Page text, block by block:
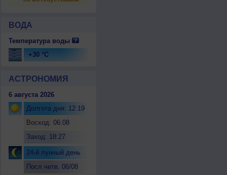
ВОДА
Температура воды
+30 °C
АСТРОНОМИЯ
6 августа 2026
Долгота дня: 12:19
Восход: 06:08
Заход: 18:27
24-й лунный день
Посл.четв. 06/08